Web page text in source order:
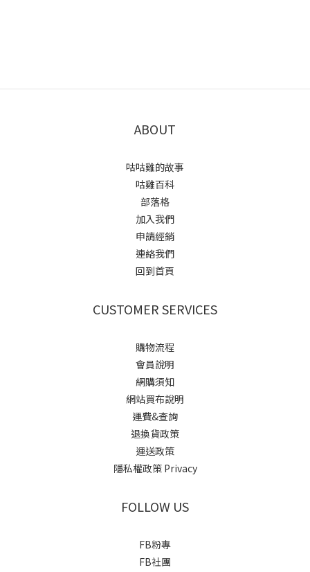
ABOUT
咕咕雞的故事
咕雞百科
部落格
加入我們
申請經銷
連絡我們
回到首頁
CUSTOMER SERVICES
購物流程
會員說明
網購須知
網站買布說明
運費&查詢
退換貨政策
運送政策
隱私權政策 Privacy
FOLLOW US
FB粉專
FB社團